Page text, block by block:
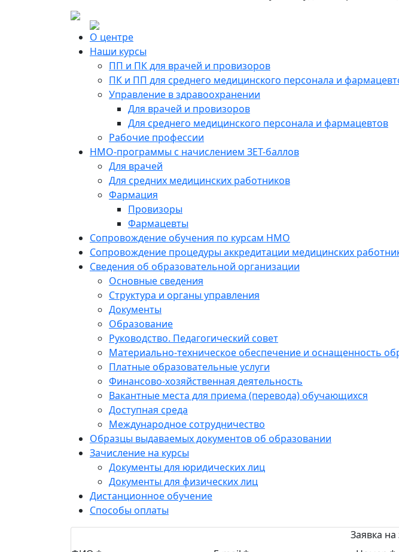
О центре
Наши курсы
ПП и ПК для врачей и провизоров
ПК и ПП для среднего медицинского персонала и
Управление в здравоохранении
Для врачей и провизоров
Для среднего медицинского персонала и фармацевтов
Рабочие профессии
НМО-программы с начислением ЗЕТ-баллов
Для врачей
Для средних медицинских работников
Фармация
Провизоры
Фармацевты
Сопровождение обучения по курсам НМО
Сопровождение процедуры аккредитации медицинских
Сведения об образовательной организации
Основные сведения
Структура и органы управления
Документы
Образование
Руководство. Педагогический совет
Материально-техническое обеспечение и оснащенность
Платные образовательные услуги
Финансово-хозяйственная деятельность
Вакантные места для приема (перевода) обучающихся
Доступная среда
Международное сотрудничество
Образцы выдаваемых документов об образовании
Зачисление на курсы
Документы для юридических лиц
Документы для физических лиц
Дистанционное обучение
Способы оплаты
Заявка